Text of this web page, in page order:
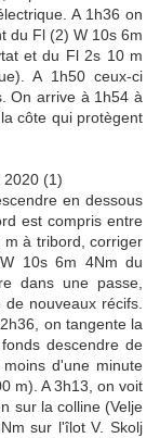
A 1h36 on
du Fl (2) W 10s 6m
et du Fl 2s 10 m
A 1h50 ceux-ci
On arrive à 1h54 à
côte qui protègent
en dessous
est compris entre
m à tribord, corriger
10s 6m 4Nm du
dans une passe,
nouveaux récifs.
on tangente la
descendre de
d'une minute
m). A 3h13, on voit
sur la colline (Velje
sur l'îlot V. Skolj